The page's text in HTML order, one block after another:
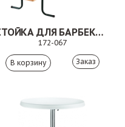
СТОЙКА ДЛЯ БАРБЕКЮ МИЛЛИ
172-067
Заказ